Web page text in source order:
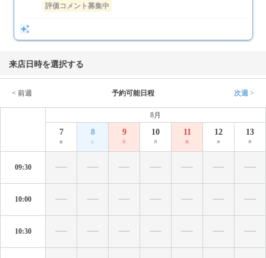
評価コメント募集中
来店日時を選択する
< 前週 予約可能日程 次週 >
8月
7
金
8
土
9
日
10
月
11
祝
12
水
13
木
09:30
10:00
10:30